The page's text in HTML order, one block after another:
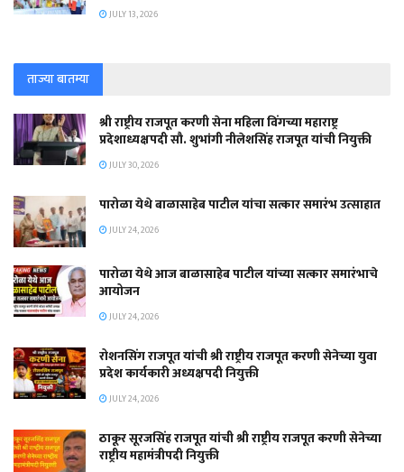
JULY 13, 2026
ताज्या बातम्या
श्री राष्ट्रीय राजपूत करणी सेना महिला विंगच्या महाराष्ट्र
प्रदेशाध्यक्षपदी सौ. शुभांगी नीलेशसिंह राजपूत यांची नियुक्ती
JULY 30, 2026
पारोळा येथे बाळासाहेब पाटील यांचा सत्कार समारंभ उत्साहात
JULY 24, 2026
पारोळा येथे आज बाळासाहेब पाटील यांच्या सत्कार समारंभाचे
आयोजन
JULY 24, 2026
रोशनसिंग राजपूत यांची श्री राष्ट्रीय राजपूत करणी सेनेच्या युवा
प्रदेश कार्यकारी अध्यक्षपदी नियुक्ती
JULY 24, 2026
ठाकूर सूरजसिंह राजपूत यांची श्री राष्ट्रीय राजपूत करणी सेनेच्या
राष्ट्रीय महामंत्रीपदी नियुक्ती